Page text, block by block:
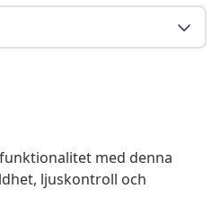
med denna
ljuskontroll och